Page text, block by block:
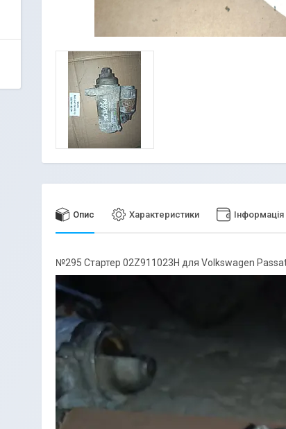
Опис Характеристики
№295 Стартер 02Z911023H для Volkswagen